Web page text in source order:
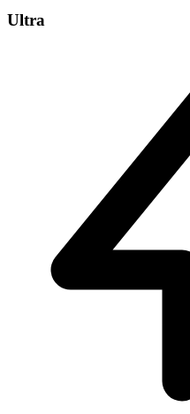
Ultra